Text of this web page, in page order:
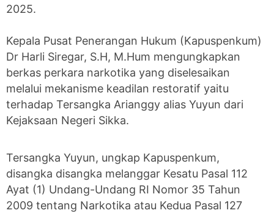
2025.
Kepala Pusat Penerangan Hukum (Kapuspenkum)
Dr Harli Siregar, S.H, M.Hum mengungkapkan
berkas perkara narkotika yang diselesaikan
melalui mekanisme keadilan restoratif yaitu
terhadap Tersangka Arianggy alias Yuyun dari
Kejaksaan Negeri Sikka.
Tersangka Yuyun, ungkap Kapuspenkum,
disangka disangka melanggar Kesatu Pasal 112
Ayat (1) Undang-Undang RI Nomor 35 Tahun
2009 tentang Narkotika atau Kedua Pasal 127